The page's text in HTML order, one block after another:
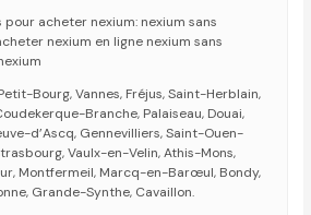
acheter nexium: nexium sans
nexium en ligne nexium sans
Bourg, Vannes, Fréjus, Saint-Herblain,
Branche, Palaiseau, Douai,
d’Ascq, Gennevilliers, Saint-Ouen-
Vaulx-en-Velin, Athis-Mons,
Montfermeil, Marcq-en-Barœul, Bondy,
Grande-Synthe, Cavaillon.